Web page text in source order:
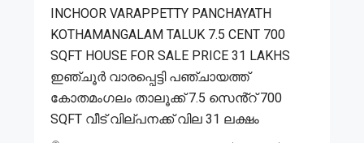
INCHOOR VARAPPETTY PANCHAYATH
KOTHAMANGALAM TALUK 7.5 CENT 700
SQFT HOUSE FOR SALE PRICE 31 LAKHS
ഇഞ്ചൂർ വാരപ്പെട്ടി പഞ്ചായത്ത്
കോതമംഗലം താലൂക്ക് 7.5 സെൻ്റ് 700
SQFT വീട് വില്പനക്ക് വില 31 ലക്ഷം